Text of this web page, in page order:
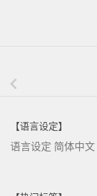
【语言设定】
语言设定 简体中文